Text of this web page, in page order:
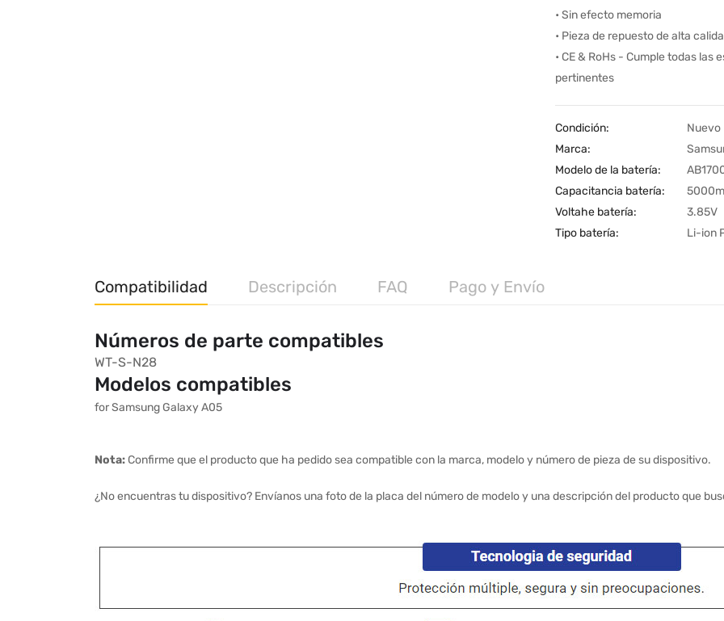
• Sin efecto memoria
• Pieza de repuesto de alta
• CE & RoHs - Cumple todas
pertinentes
Condición:
Nuevo
Marca:
Modelo de la batería:
Capacitancia batería:
Voltahe batería:
3.85V
Tipo batería:
Li-ion
Compatibilidad Descripción FAQ Pago y Envío
Números de parte compatibles
WT-S-N28
Modelos compatibles
for Samsung Galaxy A05
Nota:Confirme que el producto que ha pedido sea compatible con la marca, modelo y número de pieza de su dispositivo.
¿No encuentras tu dispositivo? Envíanos una foto de la placa del número de modelo y una descripción del producto que